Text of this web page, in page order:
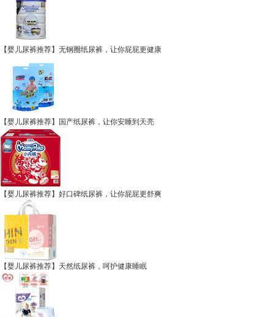
【婴儿尿裤推荐】无钢圈纸尿裤，让你屁屁更健康
【婴儿尿裤推荐】国产纸尿裤，让你安睡到天亮
【婴儿尿裤推荐】好口碑纸尿裤，让你屁屁更舒爽
【婴儿尿裤推荐】天然纸尿裤，呵护健康睡眠